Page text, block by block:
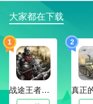
3、热血的音效
氛围，令每一场战斗
4、支持个性化
色、装备武器和核心
冬季变形机器人安卓
1、主线剧情推
身为抵御外星入侵的
大家都在下载
1
战途王者最新版
2